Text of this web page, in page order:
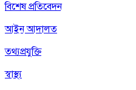
বিশেষ প্রতিবেদন
আইন আদালত
তথ্যপ্রযুক্তি
স্বাস্থ্য